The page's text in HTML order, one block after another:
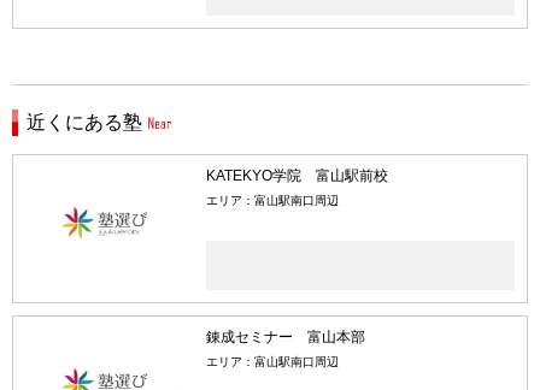
近くにある塾
KATEKYO学院 富山駅前校
エリア：富山駅南口周辺
錬成セミナー 富山本部
エリア：富山駅南口周辺